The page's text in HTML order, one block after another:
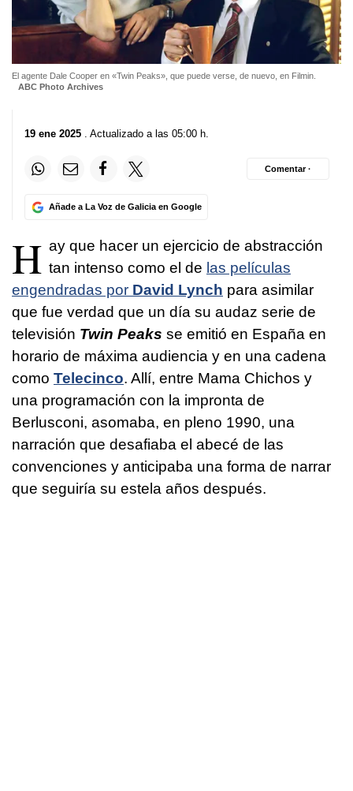
El agente Dale Cooper en «Twin Peaks», que puede verse, de nuevo, en Filmin.
ABC Photo Archives
19 ene 2025 . Actualizado a las 05:00 h.
Añade a La Voz de Galicia en Google
Comentar ·
H ay que hacer un ejercicio de abstracción
tan intenso como el de las películas
engendradas por David Lynch para asimilar
que fue verdad que un día su audaz serie de
televisión Twin Peaks se emitió en España en
horario de máxima audiencia y en una cadena
como Telecinco. Allí, entre Mama Chichos y
una programación con la impronta de
Berlusconi, asomaba, en pleno 1990, una
narración que desafiaba el abecé de las
convenciones y anticipaba una forma de narrar
que seguiría su estela años después.